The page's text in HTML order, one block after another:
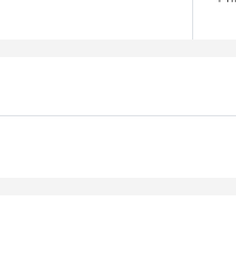
quyết liệt để ép
đang nỗ lực là
nhưng về chất
trai qua, có